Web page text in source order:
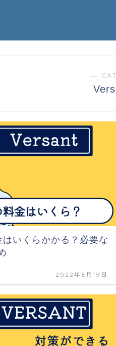
―
いくらかかる？必要な
2022年8月19日